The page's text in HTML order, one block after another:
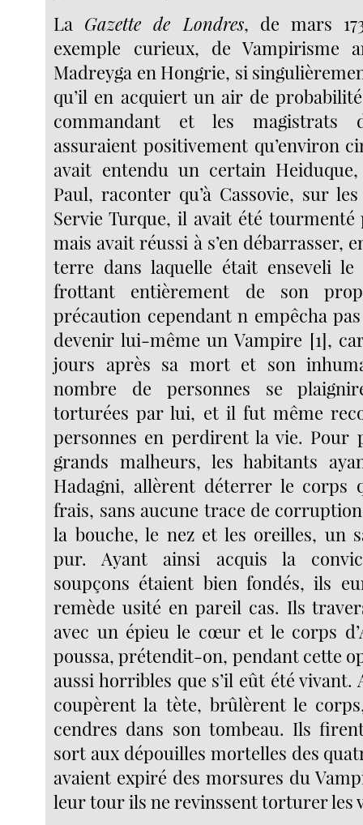
La Gazette de Londres, de mars
exemple curieux, de Vampirisme
Madreyga en Hongrie, si
qu’il en acquiert un air de
commandant et les magistrats
assuraient positivement qu’environ
avait entendu un certain
Paul, raconter qu’à Cassovie, sur
Servie Turque, il avait été
mais avait réussi à s’en débarrasser,
terre dans laquelle était enseveli
frottant entièrement de son
précaution cependant n empêcha
devenir lui-même un Vampire [1],
jours après sa mort et son
nombre de personnes se
torturées par lui, et il fut même
personnes en perdirent la vie. Pour
grands malheurs, les habitants
Hadagni, allèrent déterrer le corps
frais, sans aucune trace de
la bouche, le nez et les oreilles, un
pur. Ayant ainsi acquis la
soupçons étaient bien fondés, ils
remède usité en pareil cas. Ils
avec un épieu le cœur et le corps
poussa, prétendit-on, pendant cette
aussi horribles que s’il eût été vivant.
coupèrent la tète, brûlèrent le
cendres dans son tombeau. Ils
sort aux dépouilles mortelles des
avaient expiré des morsures du
leur tour ils ne revinssent torturer les